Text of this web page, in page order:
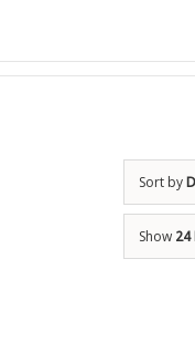
Sort by
Show 24